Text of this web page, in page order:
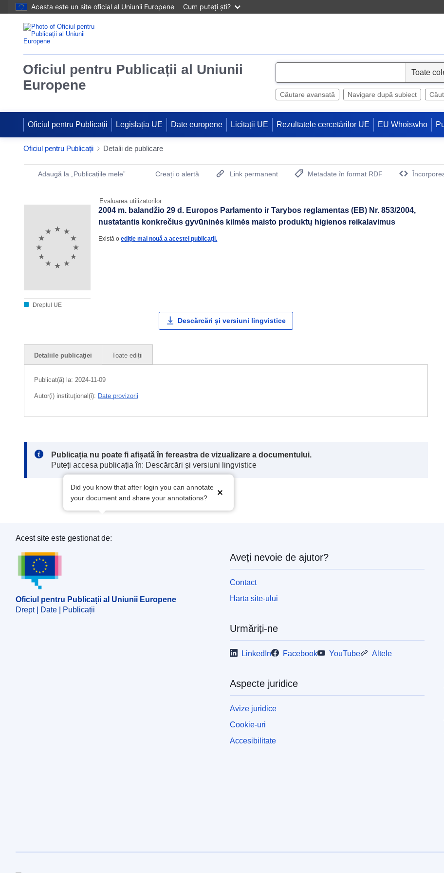
Acesta este un site oficial al Uniunii Europene Cum puteți ști?
Oficiul pentru Publicații al Uniunii
Europene
e
Căutare avansată Navigare după subiect
Oficiul pentru Publicații Legislația UE Date europene Licitații UE Rezultatele cercetărilor UE EU Whoiswho
Oficiul pentru Publicații Detalii de publicare
Publication Detail Actions Portlet
Adaugă la „Publicațiile mele” Creați o alertă Link permanent
Metadate în format RDF
Evaluarea utilizatorilor
Dreptul UE
2004 m. balandžio 29 d. Europos Parlamento ir Tarybos reglamentas (EB) Nr. 853/2004,
nustatantis konkrečius gyvūninės kilmės maisto produktų higienos reikalavimus
Există oediție mai nouă a acestei publicații.
Descărcări și versiuni lingvistice
Detaliile publicaţiei Toate ediții
Publicat(ă) la: 2024-11-09
Autor(i) instituţional(i): Date provizorii
Note:
Publicația nu poate fi afișată în fereastra de vizualizare a documentului.
Puteți accesa publicația în: Descărcări și versiuni lingvistice
Did you know that after login you can annotate
your document and share your annotations?
Oficiul pentru Publicații al Uniunii Europene
Acest site este gestionat de:
Oficiul pentru Publicații al Uniunii Europene
Drept | Date | Publicații
Aveți nevoie de ajutor?
Contact
Harta site-ului
Urmăriți-ne
LinkedIn Facebook YouTube Altele
Aspecte juridice
Avize juridice
Cookie-uri
Accesibilitate